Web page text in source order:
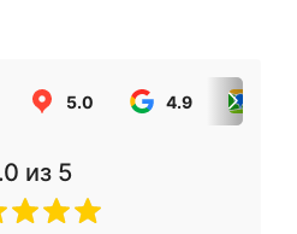
5.0 4.9
из 5